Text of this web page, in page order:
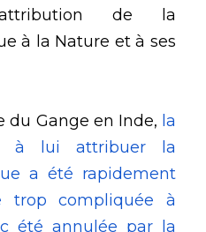
de la
à la Nature et à ses
du Gange en Inde, la
à lui attribuer la
a été rapidement
trop compliquée à
été annulée par la